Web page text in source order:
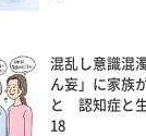
混乱し意識混
ん妄」に家族
と 認知症と
18